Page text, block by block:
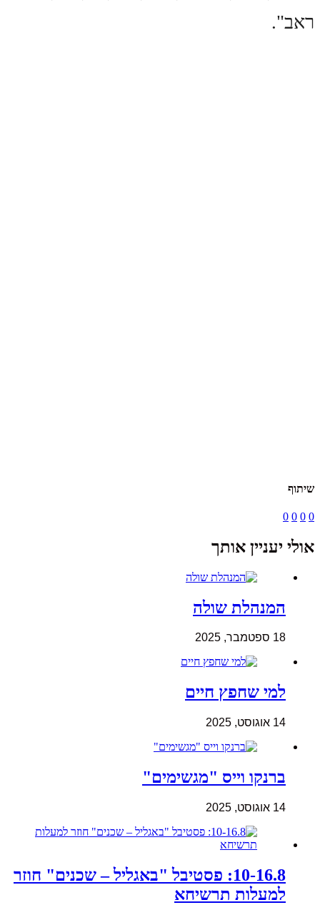
ראב".
שיתוף
0
0
0
0
אולי יעניין אותך
המנהלת שולה
18 ספטמבר, 2025
למי שחפץ חיים
14 אוגוסט, 2025
ברנקו וייס "מגשימים"
14 אוגוסט, 2025
10-16.8: פסטיבל "באגליל – שכנים" חוזר
למעלות תרשיחא